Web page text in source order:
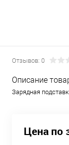
Отзывов: 0
Описание
Зарядная
Цена по